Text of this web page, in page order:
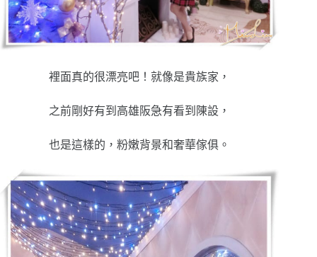
裡面真的很漂亮吧！就像是貴族家，
之前剛好有到高雄阪急有看到陳設，
也是這樣的，粉嫩背景和奢華傢俱。